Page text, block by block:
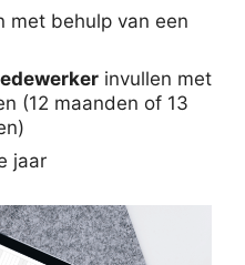
met behulp van een
invullen met
(12 maanden of 13
jaar